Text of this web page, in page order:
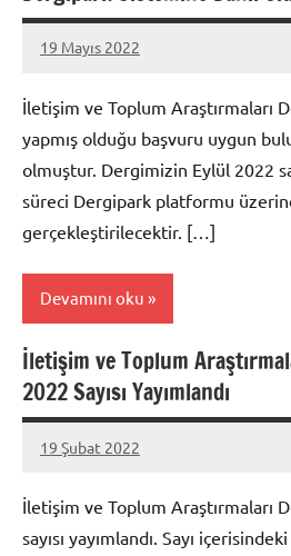
19 Mayıs 2022
itam
Yorum
İletişim ve Toplum Araştırmaları
yapmış olduğu başvuru uygun
olmuştur. Dergimizin Eylül 2022
süreci Dergipark platformu
gerçekleştirilecektir. […]
Devamını oku
Anasayfa
Öne
Çıkan
Duyurular
İletişim ve Toplum
2022 Sayısı Yayımlandı
19 Şubat 2022
itam
Yorum
İletişim ve Toplum Araştırmaları
sayısı yayımlandı. Sayı